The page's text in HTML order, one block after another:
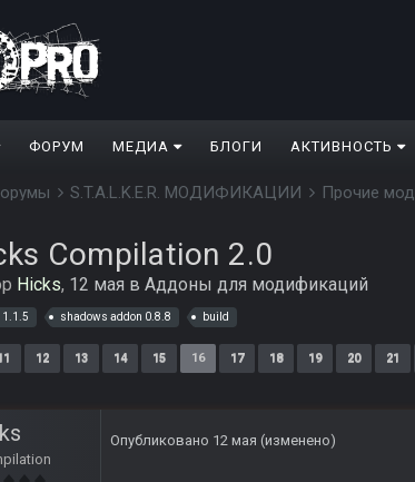
ФОРУМ МЕДИА БЛОГИ АКТИВНОСТЬ
S.T.A.L.K.E.R. МОДИФИКАЦИИ Прочие
Compilation 2.0
Hicks, 12 мая в Аддоны для модификаций
1.1.5 shadows addon 0.8.8 build
12 13 14 15 16 17 18 19 20 21
Опубликовано 12 мая (изменено)